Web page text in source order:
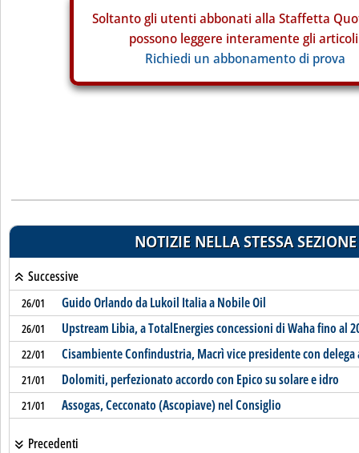
Soltanto gli utenti abbonati alla Staffetta
possono leggere interamente gli
Richiedi un abbonamento di prova
NOTIZIE NELLA STESSA SEZIONE
Successive
26/01 Guido Orlando da Lukoil Italia a Nobile Oil
26/01 Upstream Libia, a TotalEnergies concessioni di Waha fino al
22/01 Cisambiente Confindustria, Macrì vice presidente con delega
21/01 Dolomiti, perfezionato accordo con Epico su solare e idro
21/01 Assogas, Cecconato (Ascopiave) nel Consiglio
Precedenti